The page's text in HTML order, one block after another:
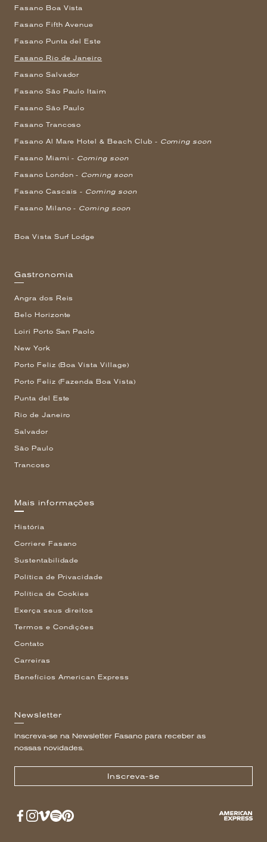
Fasano Boa Vista
Fasano Fifth Avenue
Fasano Punta del Este
Fasano Rio de Janeiro
Fasano Salvador
Fasano São Paulo Itaim
Fasano São Paulo
Fasano Trancoso
Fasano Al Mare Hotel & Beach Club - Coming soon
Fasano Miami - Coming soon
Fasano London - Coming soon
Fasano Cascais - Coming soon
Fasano Milano - Coming soon
Boa Vista Surf Lodge
Gastronomia
Angra dos Reis
Belo Horizonte
Loiri Porto San Paolo
New York
Porto Feliz (Boa Vista Village)
Porto Feliz (Fazenda Boa Vista)
Punta del Este
Rio de Janeiro
Salvador
São Paulo
Trancoso
Mais informações
História
Corriere Fasano
Sustentabilidade
Política de Privacidade
Política de Cookies
Exerça seus direitos
Termos e Condições
Contato
Carreiras
Benefícios American Express
Newsletter
Inscreva-se na Newsletter Fasano para receber as
nossas novidades.
Inscreva-se